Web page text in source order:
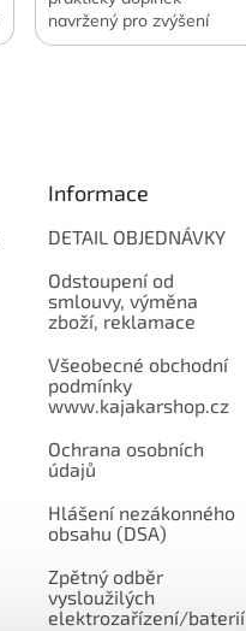
navržený pro zvýšení
komfortu během
Informace
DETAIL OBJEDNÁVKY
Odstoupení od
smlouvy, výměna
zboží, reklamace
Všeobecné obchodní
podmínky
www.kajakarshop.cz
Ochrana osobních
údajů
Hlášení nezákonného
obsahu (DSA)
Zpětný odběr
vysloužilých
elektrozařízení/baterií